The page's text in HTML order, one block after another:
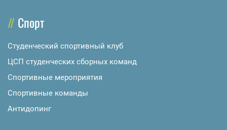
Спорт
Студенческий спортивный клуб
ЦСП студенческих сборных команд
Спортивные мероприятия
Спортивные команды
Антидопинг